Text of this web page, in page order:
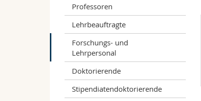
Professoren
Lehrbeauftragte
Forschungs- und
Lehrpersonal
Doktorierende
Stipendiatendoktorierende